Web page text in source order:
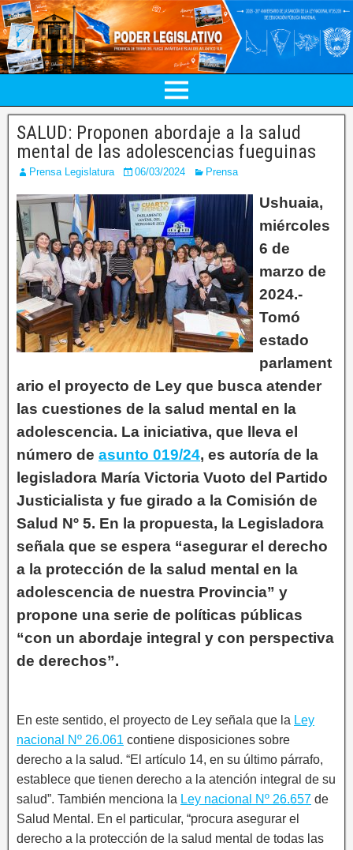
SALUD: Proponen abordaje a la salud
mental de las adolescencias fueguinas
Prensa Legislatura 06/03/2024 Prensa
Ushuaia,
miércoles
6 de
marzo de
2024.-
Tomó
estado
parlament
ario el proyecto de Ley que busca atender
las cuestiones de la salud mental en la
adolescencia. La iniciativa, que lleva el
número de asunto 019/24, es autoría de la
legisladora María Victoria Vuoto del Partido
Justicialista y fue girado a la Comisión de
Salud Nº 5. En la propuesta, la Legisladora
señala que se espera “asegurar el derecho
a la protección de la salud mental en la
adolescencia de nuestra Provincia” y
propone una serie de políticas públicas
“con un abordaje integral y con perspectiva
de derechos”.
En este sentido, el proyecto de Ley señala que la Ley
nacional Nº 26.061 contiene disposiciones sobre
derecho a la salud. “El artículo 14, en su último párrafo,
establece que tienen derecho a la atención integral de su
salud”. También menciona la Ley nacional Nº 26.657 de
Salud Mental. En el particular, “procura asegurar el
derecho a la protección de la salud mental de todas las